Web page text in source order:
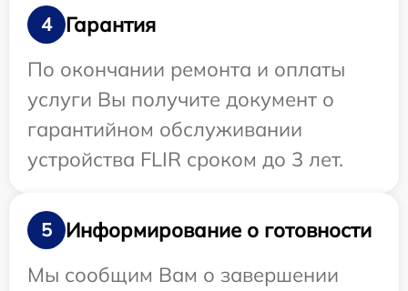
4
Гарантия
По окончании ремонта и оплаты
услуги Вы получите документ о
гарантийном обслуживании
устройства FLIR сроком до 3 лет.
5
Информирование о готовности
Мы сообщим Вам о завершении